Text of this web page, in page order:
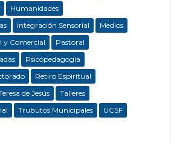
Humanidades
Integración Sensorial
Medios
y Comercial
Pastoral
Psicopedagogía
Retiro Espiritual
de Jesús
Talleres
Trubutos Municipales UCSF